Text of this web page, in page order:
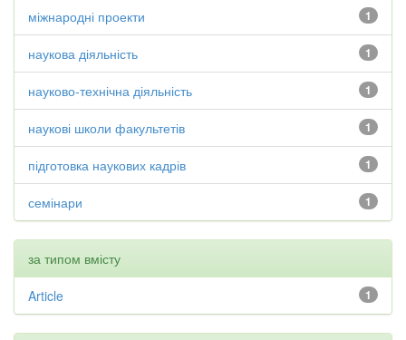
1
міжнародні проекти
1
наукова діяльність
1
науково-технічна діяльність
1
наукові школи факультетів
1
підготовка наукових кадрів
1
семінари
за типом вмісту
1
Article